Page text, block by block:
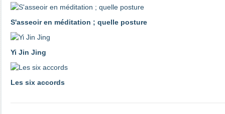
S'asseoir en méditation ; quelle posture
Yi Jin Jing
Les six accords